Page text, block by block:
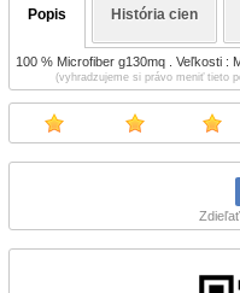
Popis História cien
100 % Microfiber g130mq . Veľkosti :
(vyhradzujeme si právo meniť tieto